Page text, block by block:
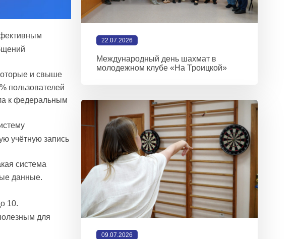
и свыше
пользователей
к федеральным
учётную запись
система
данные.
10.
для
22.07.2026
Международный день шахмат в
молодежном клубе «На Троицкой»
09.07.2026